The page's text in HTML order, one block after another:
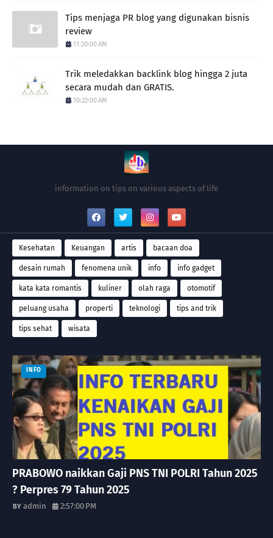
Tips menjaga PR blog yang digunakan bisnis
review
11:20:00 AM
Trik meledakkan backlink blog hingga 2 juta
secara mudah dan GRATIS.
10:22:00 AM
information on tips on various aspects of life
Kesehatan Keuangan artis bacaan doa
desain rumah fenomena unik info info gadget
kata kata romantis kuliner olah raga otomotif
peluang usaha properti teknologi tips and trik
tips sehat wisata
INFO
PRABOWO naikkan Gaji PNS TNI POLRI Tahun 2025
? Perpres 79 Tahun 2025
admin 2:57:00 PM